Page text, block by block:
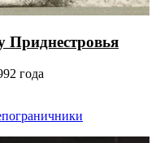
Приднестровья
года
пограничники